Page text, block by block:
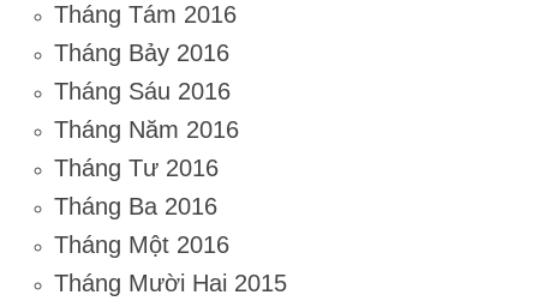
Tháng Tám 2016
Tháng Bảy 2016
Tháng Sáu 2016
Tháng Năm 2016
Tháng Tư 2016
Tháng Ba 2016
Tháng Một 2016
Tháng Mười Hai 2015